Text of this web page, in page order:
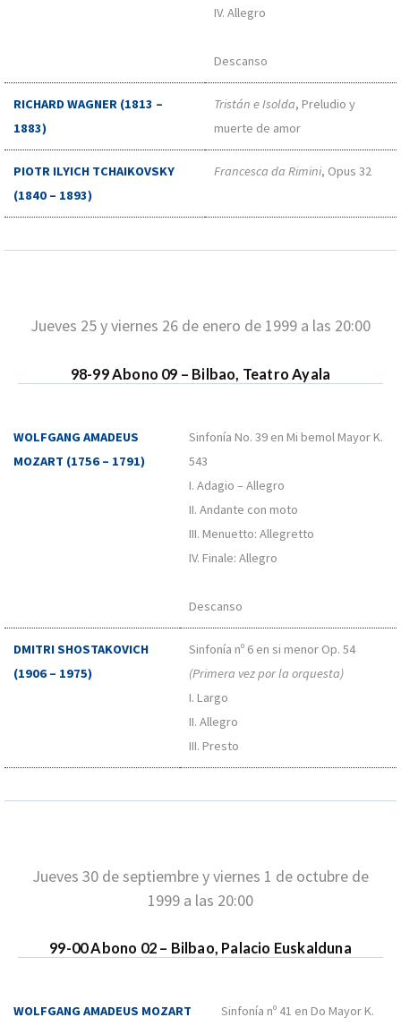
IV. Allegro
Descanso
RICHARD WAGNER (1813 –
1883)
Tristán e Isolda, Preludio y
muerte de amor
PIOTR ILYICH TCHAIKOVSKY
(1840 – 1893)
Francesca da Rimini, Opus 32
Jueves 25 y viernes 26 de enero de 1999 a las 20:00
98-99 Abono 09 – Bilbao, Teatro Ayala
WOLFGANG AMADEUS
MOZART (1756 – 1791)
Sinfonía No. 39 en Mi bemol Mayor K.
543
I. Adagio – Allegro
II. Andante con moto
III. Menuetto: Allegretto
IV. Finale: Allegro
Descanso
DMITRI SHOSTAKOVICH
(1906 – 1975)
Sinfonía nº 6 en si menor Op. 54
(Primera vez por la orquesta)
I. Largo
II. Allegro
III. Presto
Jueves 30 de septiembre y viernes 1 de octubre de
1999 a las 20:00
99-00 Abono 02 – Bilbao, Palacio Euskalduna
WOLFGANG AMADEUS MOZART
Sinfonía nº 41 en Do Mayor K.